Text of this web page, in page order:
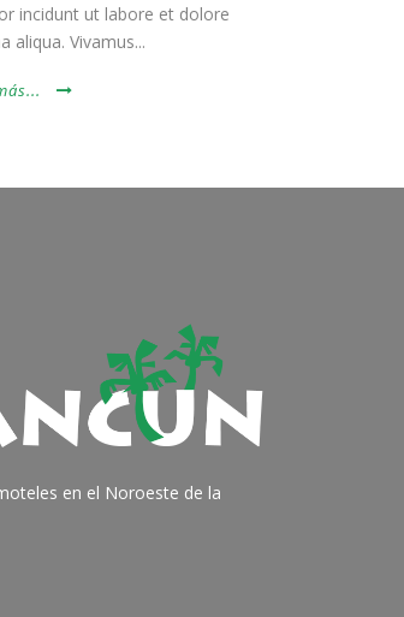
incidunt ut labore et dolore
aliqua. Vivamus...
en el Noroeste de la